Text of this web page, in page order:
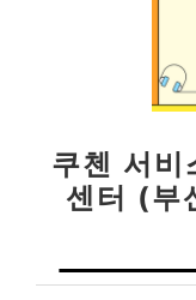
쿠첸 서비
센터 (부